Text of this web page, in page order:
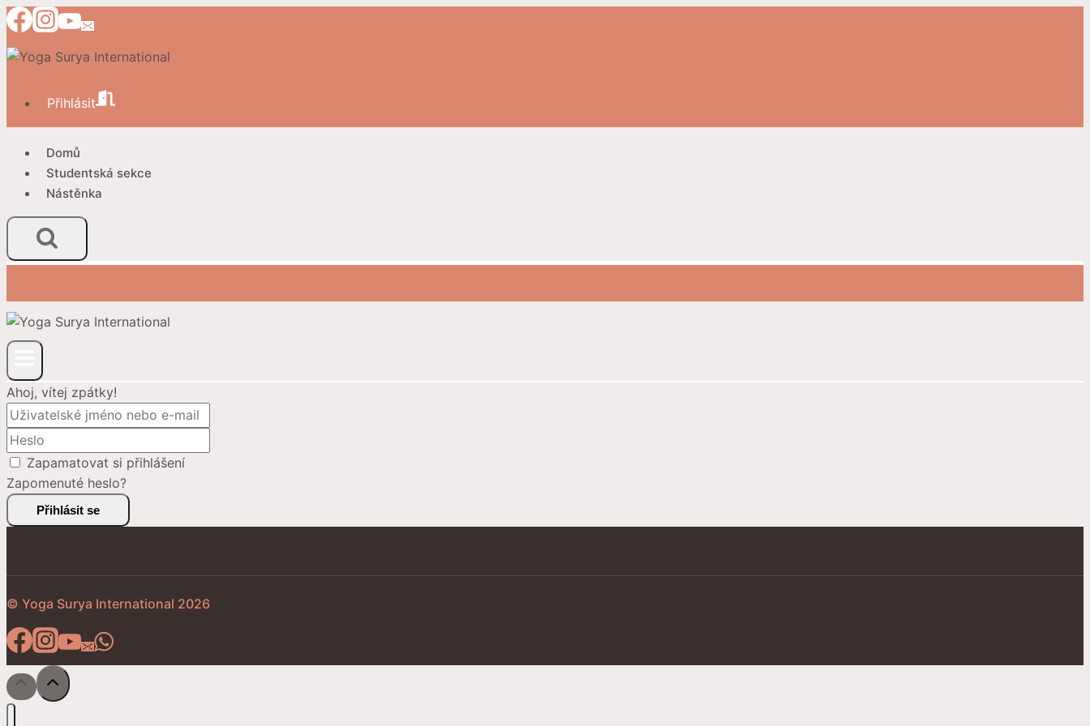
Přeskočit
na
obsah
Přihlásit
Domů
Studentská sekce
Nástěnka
Ahoj, vítej zpátky!
Zapamatovat si přihlášení
Zapomenuté heslo?
Přihlásit se
© Yoga Surya International 2026